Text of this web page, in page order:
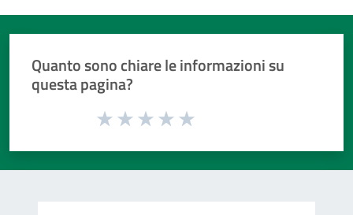
Quanto sono chiare le informazioni su
questa pagina?
Valuta da 1 a 5 stelle la pagina